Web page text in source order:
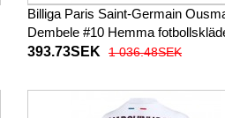
Billiga Paris Saint-Germain
Dembele #10 Hemma
2025-26 Kortärmad
393.73SEK 1 036.48SEK